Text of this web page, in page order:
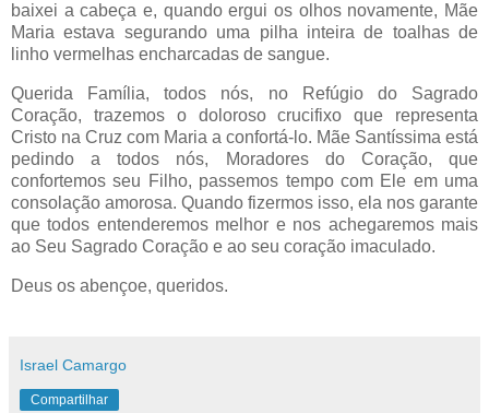
baixei a cabeça e, quando ergui os olhos novamente, Mãe
Maria estava segurando uma pilha inteira de toalhas de
linho vermelhas encharcadas de sangue.
Querida Família, todos nós, no Refúgio do Sagrado
Coração, trazemos o doloroso crucifixo que representa
Cristo na Cruz com Maria a confortá-lo. Mãe Santíssima está
pedindo a todos nós, Moradores do Coração, que
confortemos seu Filho, passemos tempo com Ele em uma
consolação amorosa. Quando fizermos isso, ela nos garante
que todos entenderemos melhor e nos achegaremos mais
ao Seu Sagrado Coração e ao seu coração imaculado.
Deus os abençoe, queridos.
Israel Camargo
Compartilhar